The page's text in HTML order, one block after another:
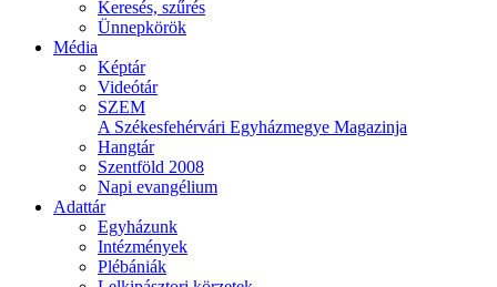
Keresés, szűrés
Ünnepkörök
Média
Képtár
Videótár
SZEM
A Székesfehérvári Egyházmegye Magazinja
Hangtár
Szentföld 2008
Napi evangélium
Adattár
Egyházunk
Intézmények
Plébániák